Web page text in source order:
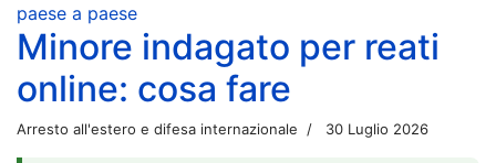
paese a paese
Minore indagato per reati
online: cosa fare
Arresto all'estero e difesa internazionale 30 Luglio 2026